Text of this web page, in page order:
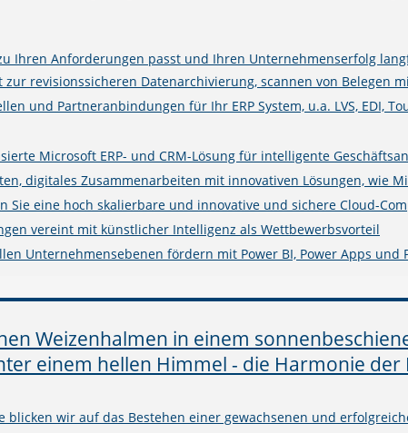
Ihren Anforderungen passt und Ihren Unternehmenserfolg
zur revisionssicheren Datenarchivierung, scannen von Belegen
und Partneranbindungen für Ihr ERP System, u.a. LVS, EDI,
Microsoft ERP- und CRM-Lösung für intelligente
digitales Zusammenarbeiten mit innovativen Lösungen, wie
Sie eine hoch skalierbare und innovative und sichere Cloud-
vereint mit künstlicher Intelligenz als Wettbewerbsvorteil
Unternehmensebenen fördern mit Power BI, Power Apps und
blicken wir auf das Bestehen einer gewachsenen und